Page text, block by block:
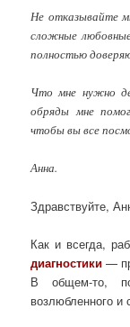
Не отказывайте
сложные
полностью
Что мне нужно
обряды мне
чтобы вы все
Анна.
Здравствуйте,
Как и всегда,
диагностики —
В общем-то,
возлюбленного и